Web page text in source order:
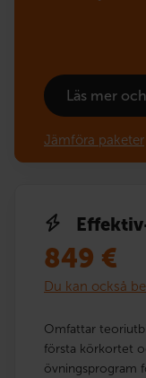
Läs mer
Jämföra paketer
849 €
Du kan också
Omfattar
första körkortet
övningsprogram